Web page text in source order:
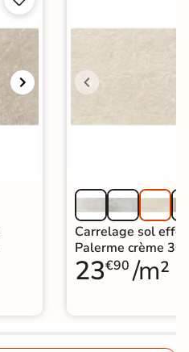
Carrelage sol
Palerme crème
23€90 /m²